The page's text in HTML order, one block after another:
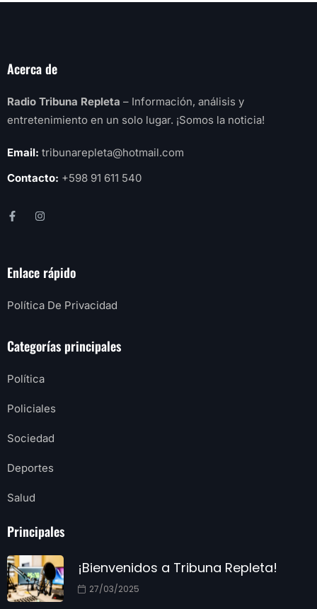
Acerca de
Radio Tribuna Repleta – Información, análisis y
entretenimiento en un solo lugar. ¡Somos la noticia!
Email: tribunarepleta@hotmail.com
Contacto: +598 91 611 540
Enlace rápido
Política De Privacidad
Categorías principales
Política
Policiales
Sociedad
Deportes
Salud
Principales
¡Bienvenidos a Tribuna Repleta!
27/03/2025